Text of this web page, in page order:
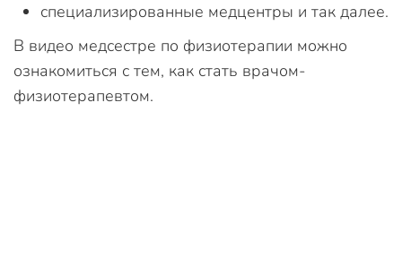
специализированные медцентры и так далее.
В видео медсестре по физиотерапии можно
ознакомиться с тем, как стать врачом-
физиотерапевтом.